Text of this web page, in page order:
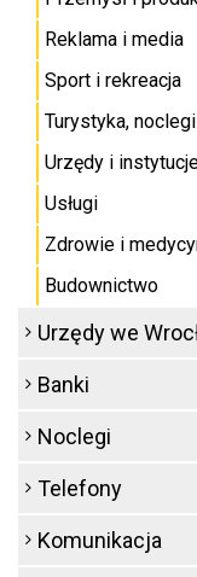
Reklama i media
Sport i rekreacja
Turystyka, noclegi
Urzędy i
Usługi
Zdrowie i
Budownictwo
Urzędy we
Banki
Noclegi
Telefony
Komunikacja